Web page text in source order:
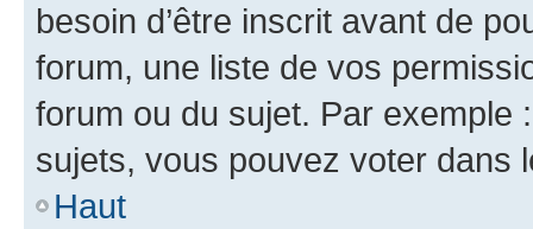
besoin d’être inscrit avant de
forum, une liste de vos
forum ou du sujet. Par exemple
sujets, vous pouvez voter dans
Haut